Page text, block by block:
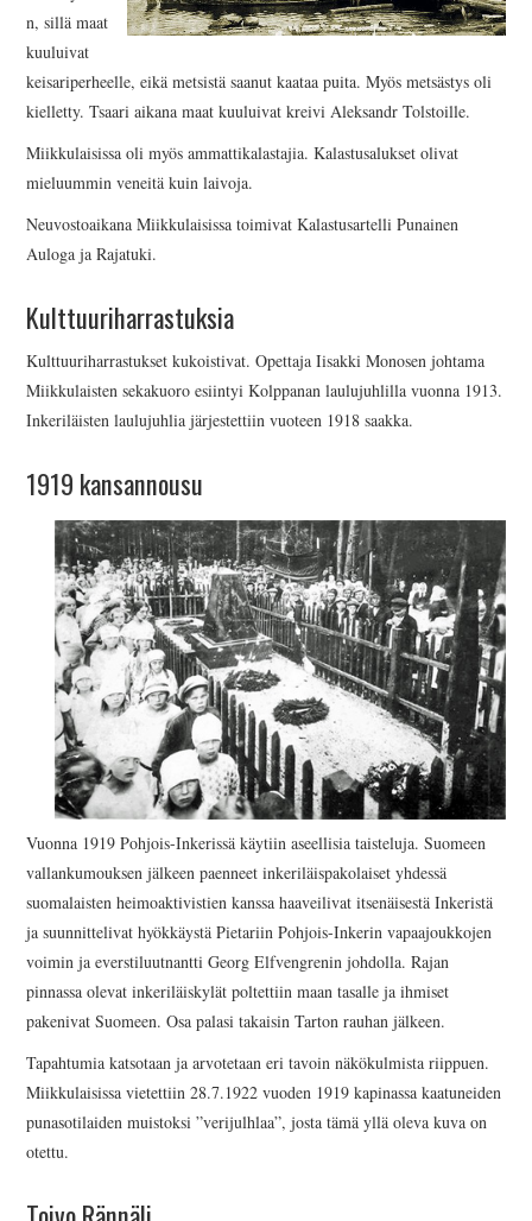
n, sillä maat
kuuluivat
keisariperheelle, eikä metsistä saanut kaataa puita. Myös metsästys oli
kielletty. Tsaari aikana maat kuuluivat kreivi Aleksandr Tolstoille.
Miikkulaisissa oli myös ammattikalastajia. Kalastusalukset olivat
mieluummin veneitä kuin laivoja.
Neuvostoaikana Miikkulaisissa toimivat Kalastusartelli Punainen
Auloga ja Rajatuki.
Kulttuuriharrastuksia
Kulttuuriharrastukset kukoistivat. Opettaja Iisakki Monosen johtama
Miikkulaisten sekakuoro esiintyi Kolppanan laulujuhlilla vuonna 1913.
Inkeriläisten laulujuhlia järjestettiin vuoteen 1918 saakka.
1919 kansannousu
Vuonna 1919 Pohjois-Inkerissä käytiin aseellisia taisteluja. Suomeen
vallankumouksen jälkeen paenneet inkeriläispakolaiset yhdessä
suomalaisten heimoaktivistien kanssa haaveilivat itsenäisestä Inkeristä
ja suunnittelivat hyökkäystä Pietariin Pohjois-Inkerin vapaajoukkojen
voimin ja everstiluutnantti Georg Elfvengrenin johdolla. Rajan
pinnassa olevat inkeriläiskylät poltettiin maan tasalle ja ihmiset
pakenivat Suomeen. Osa palasi takaisin Tarton rauhan jälkeen.
Tapahtumia katsotaan ja arvotetaan eri tavoin näkökulmista riippuen.
Miikkulaisissa vietettiin 28.7.1922 vuoden 1919 kapinassa kaatuneiden
punasotilaiden muistoksi ”verijulhlaa”, josta tämä yllä oleva kuva on
otettu.